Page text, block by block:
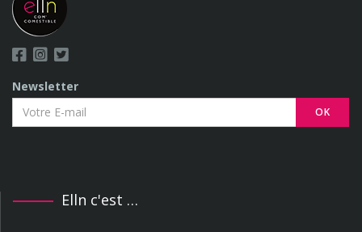
Newsletter
OK
Elln c'est …